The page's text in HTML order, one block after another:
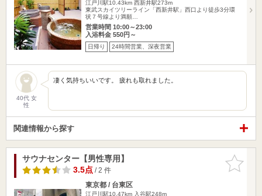
江戸川駅10.43km 西新井駅273m
東武スカイツリーライン「西新井駅」西口より徒歩3分環
状７号線より満願…
営業時間 10:00～23:00
入浴料金 550円～
日帰り 24時間営業、深夜営業
40代 女
性
凄く気持ちいいです。 疲れも取れました。
関連情報から探す
お気に入
りに追加
サウナセンター【男性専用】
3.5点/ 2 件
東京都 / 台東区
江戸川駅10.47km 入谷駅248m